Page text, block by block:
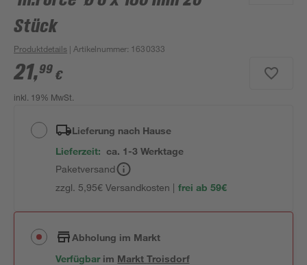
Stück
Produktdetails | Artikelnummer: 1630333
21,99 €
inkl. 19% MwSt.
Lieferung nach Hause
Lieferzeit: ca. 1-3 Werktage
Paketversand
zzgl. 5,95€ Versandkosten | frei ab 59€
Abholung im Markt
Verfügbar im MarktTroisdorf